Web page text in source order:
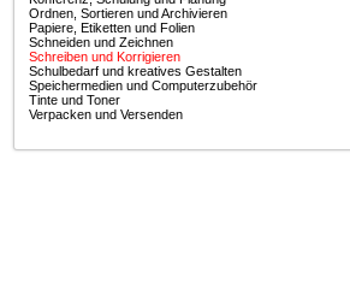
Ordnen, Sortieren und Archivieren
Papiere, Etiketten und Folien
Schneiden und Zeichnen
Schreiben und Korrigieren
Schulbedarf und kreatives Gestalten
Speichermedien und Computerzubehör
Tinte und Toner
Verpacken und Versenden